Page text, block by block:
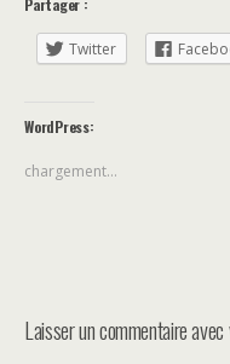
Twitter
WordPress:
chargement…
Laisser un commentaire